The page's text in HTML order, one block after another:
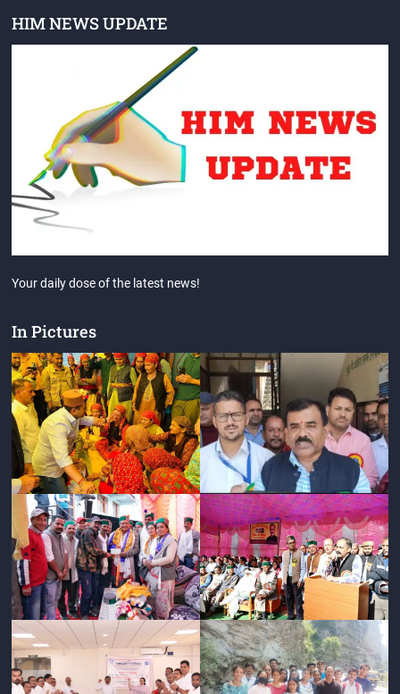
HIM NEWS UPDATE
Your daily dose of the latest news!
In Pictures